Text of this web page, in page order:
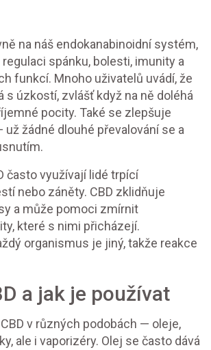
na náš endokanabinoidní systém,
spánku, bolesti, imunity a
funkcí. Mnoho uživatelů uvádí, že
s úzkostí, zvlášť když na ně doléhá
pocity. Také se zlepšuje
už žádné dlouhé převalování se a
často využívají lidé trpící
nebo záněty. CBD zklidňuje
a může pomoci zmírnit
které s nimi přicházejí.
organismus je jiný, takže reakce
a jak je používat
v různých podobách — oleje,
ale i vaporizéry. Olej se často dává